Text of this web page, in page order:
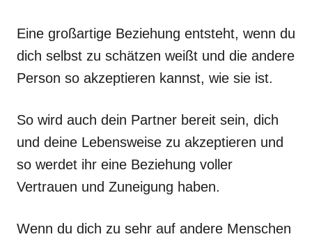
Eine großartige Beziehung entsteht, wenn du
dich selbst zu schätzen weißt und die andere
Person so akzeptieren kannst, wie sie ist.
So wird auch dein Partner bereit sein, dich
und deine Lebensweise zu akzeptieren und
so werdet ihr eine Beziehung voller
Vertrauen und Zuneigung haben.
Wenn du dich zu sehr auf andere Menschen